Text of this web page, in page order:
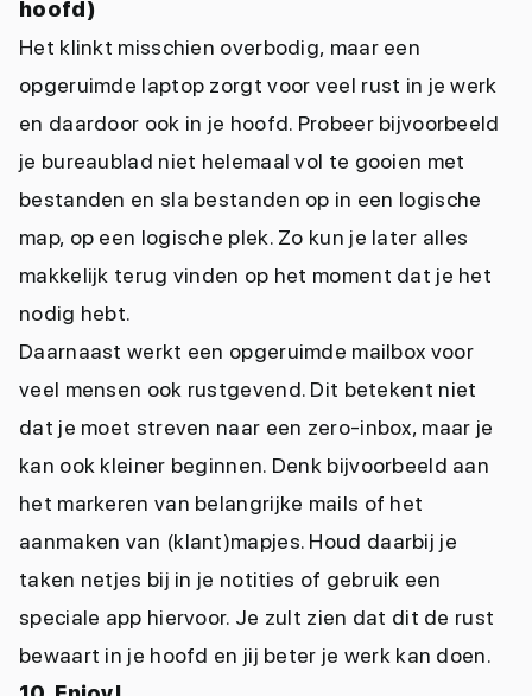
hoofd)
Het klinkt misschien overbodig, maar een
opgeruimde laptop zorgt voor veel rust in je werk
en daardoor ook in je hoofd. Probeer bijvoorbeeld
je bureaublad niet helemaal vol te gooien met
bestanden en sla bestanden op in een logische
map, op een logische plek. Zo kun je later alles
makkelijk terug vinden op het moment dat je het
nodig hebt.
Daarnaast werkt een opgeruimde mailbox voor
veel mensen ook rustgevend. Dit betekent niet
dat je moet streven naar een zero-inbox, maar je
kan ook kleiner beginnen. Denk bijvoorbeeld aan
het markeren van belangrijke mails of het
aanmaken van (klant)mapjes. Houd daarbij je
taken netjes bij in je notities of gebruik een
speciale app hiervoor. Je zult zien dat dit de rust
bewaart in je hoofd en jij beter je werk kan doen.